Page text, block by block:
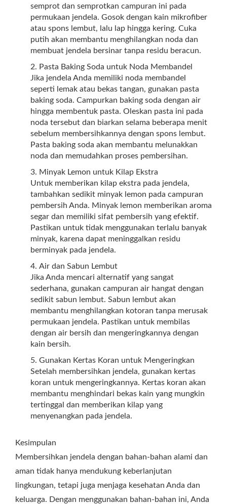
semprot dan semprotkan campuran ini pada
permukaan jendela. Gosok dengan kain mikrofiber
atau spons lembut, lalu lap hingga kering. Cuka
putih akan membantu menghilangkan noda dan
membuat jendela bersinar tanpa residu beracun.
Pasta Baking Soda untuk Noda Membandel
Jika jendela Anda memiliki noda membandel
seperti lemak atau bekas tangan, gunakan pasta
baking soda. Campurkan baking soda dengan air
hingga membentuk pasta. Oleskan pasta ini pada
noda tersebut dan biarkan selama beberapa menit
sebelum membersihkannya dengan spons lembut.
Pasta baking soda akan membantu melunakkan
noda dan memudahkan proses pembersihan.
Minyak Lemon untuk Kilap Ekstra
Untuk memberikan kilap ekstra pada jendela,
tambahkan sedikit minyak lemon pada campuran
pembersih Anda. Minyak lemon memberikan aroma
segar dan memiliki sifat pembersih yang efektif.
Pastikan untuk tidak menggunakan terlalu banyak
minyak, karena dapat meninggalkan residu
berminyak pada jendela.
Air dan Sabun Lembut
Jika Anda mencari alternatif yang sangat
sederhana, gunakan campuran air hangat dengan
sedikit sabun lembut. Sabun lembut akan
membantu menghilangkan kotoran tanpa merusak
permukaan jendela. Pastikan untuk membilas
dengan air bersih dan mengeringkannya dengan
kain bersih.
Gunakan Kertas Koran untuk Mengeringkan
Setelah membersihkan jendela, gunakan kertas
koran untuk mengeringkannya. Kertas koran akan
membantu menghindari bekas kain yang mungkin
tertinggal dan memberikan kilap yang
menyenangkan pada jendela.
Kesimpulan
Membersihkan jendela dengan bahan-bahan alami dan
aman tidak hanya mendukung keberlanjutan
lingkungan, tetapi juga menjaga kesehatan Anda dan
keluarga. Dengan menggunakan bahan-bahan ini, Anda